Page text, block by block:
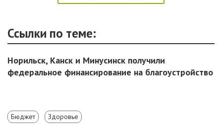
Ссылки по теме:
Норильск, Канск и Минусинск получили
федеральное финансирование на благоустройство
Бюджет Здоровье